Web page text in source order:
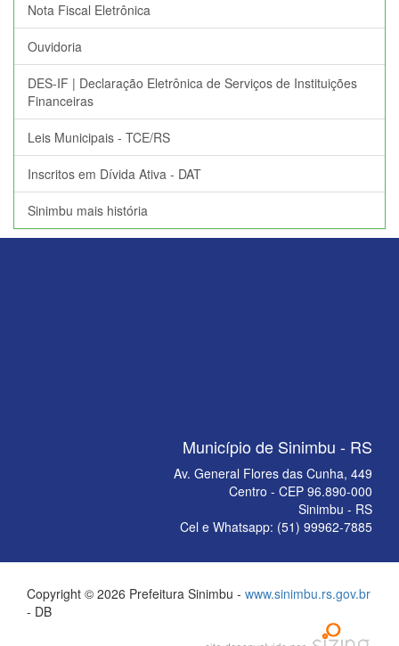
Nota Fiscal Eletrônica
Ouvidoria
DES-IF | Declaração Eletrônica de Serviços de Instituições
Financeiras
Leis Municipais - TCE/RS
Inscritos em Dívida Ativa - DAT
Sinimbu mais história
Município de Sinimbu - RS
Av. General Flores das Cunha, 449
Centro - CEP 96.890-000
Sinimbu - RS
Cel e Whatsapp: (51) 99962-7885
Copyright © 2026 Prefeitura Sinimbu - www.sinimbu.rs.gov.br
- DB